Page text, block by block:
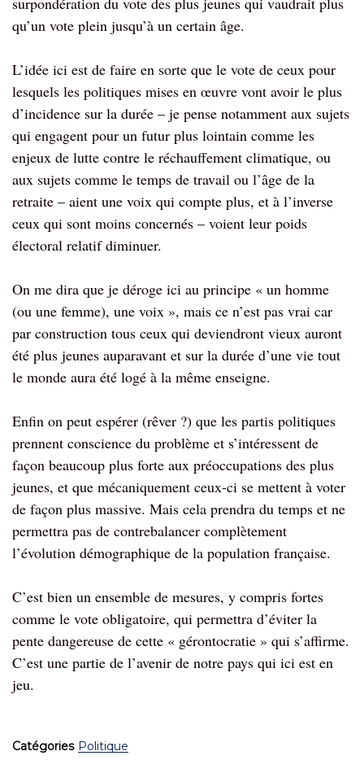
qu’un vote plein jusqu’à un certain âge.
L’idée ici est de faire en sorte que le vote de ceux pour
lesquels les politiques mises en œuvre vont avoir le plus
d’incidence sur la durée – je pense notamment aux sujets
qui engagent pour un futur plus lointain comme les
enjeux de lutte contre le réchauffement climatique, ou
aux sujets comme le temps de travail ou l’âge de la
retraite – aient une voix qui compte plus, et à l’inverse
ceux qui sont moins concernés – voient leur poids
électoral relatif diminuer.
On me dira que je déroge ici au principe « un homme
(ou une femme), une voix », mais ce n’est pas vrai car
par construction tous ceux qui deviendront vieux auront
été plus jeunes auparavant et sur la durée d’une vie tout
le monde aura été logé à la même enseigne.
Enfin on peut espérer (rêver ?) que les partis politiques
prennent conscience du problème et s’intéressent de
façon beaucoup plus forte aux préoccupations des plus
jeunes, et que mécaniquement ceux-ci se mettent à voter
de façon plus massive. Mais cela prendra du temps et ne
permettra pas de contrebalancer complètement
l’évolution démographique de la population française.
C’est bien un ensemble de mesures, y compris fortes
comme le vote obligatoire, qui permettra d’éviter la
pente dangereuse de cette « gérontocratie » qui s’affirme.
C’est une partie de l’avenir de notre pays qui ici est en
jeu.
Catégories Politique